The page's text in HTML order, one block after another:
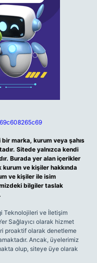
marka, kurum veya şahıs
Sitede yalnızca kendi
Burada yer alan içerikler
ve kişiler hakkında
ve kişiler ile isim
bilgiler taslak
Teknolojileri ve İletişim
Sağlayıcı olarak hizmet
proaktif olarak denetleme
Ancak, üyelerimiz
olup, siteye üye olarak